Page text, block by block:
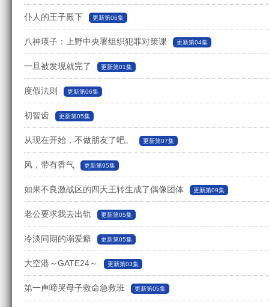
仆人的王子殿下 更新第06集
八神瑛子：上野中央署组织犯罪对策课 更新第04集
一旦被发现就完了 更新第01集
度假法则 更新第06集
初智齿 更新第05集
从现在开始，不做朋友了吧。 更新第07集
风，带有香气 更新第95集
如果不良激战区的四天王转生成了偶像团体 更新第09集
老公要求我去出轨 更新第05集
冷淡同期的溺爱癖 更新第05集
大空港～GATE24～ 更新第03集
第一声啼哭母子救命急救班 更新第05集